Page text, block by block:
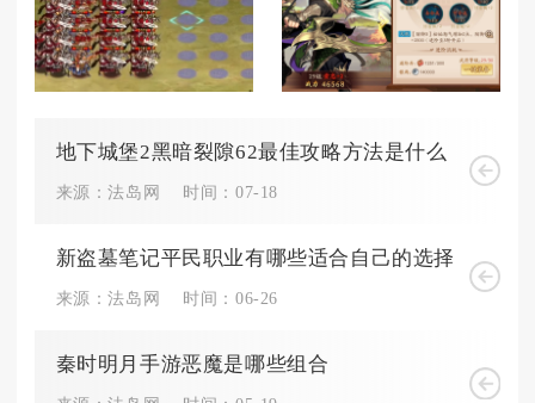
地下城堡2黑暗裂隙62最佳攻略方法是什么
来源：法岛网 时间：07-18
新盗墓笔记平民职业有哪些适合自己的选择
来源：法岛网 时间：06-26
秦时明月手游恶魔是哪些组合